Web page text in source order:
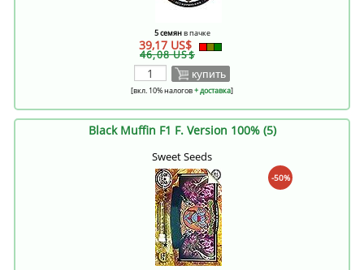
5 семянв пачке
39,17 US$
46,08 US$
купить
[вкл. 10% налогов+ доставка]
Black Muffin F1 F. Version 100% (5)
Sweet Seeds
-50%